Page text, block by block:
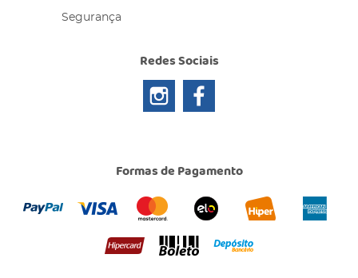
Segurança
Redes Sociais
Formas de Pagamento